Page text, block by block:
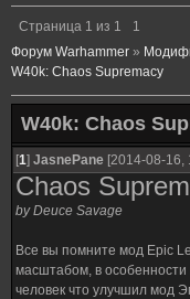
Страница 1 из 1
1
Форум Warhammer »
W40k: Chaos Supremacy
W40k: Chaos
[1] JasnePane [2014-08-16,
Chaos
by Deuce Savage
Все вы помните мод Epic
масштабом, в
человек что улучшил мод